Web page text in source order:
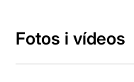
Fotos i vídeos